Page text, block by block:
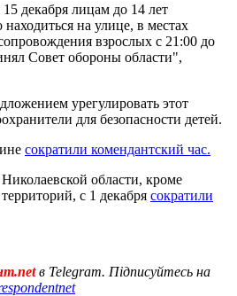
декабря лицам до 14 лет
на улице, в местах
взрослых с 21:00 до
Совет обороны области",
урегулировать этот
для безопасности детей.
сократили комендантский час.
области, кроме
с 1 декабря сократили
в Telegram. Підписуйтесь на